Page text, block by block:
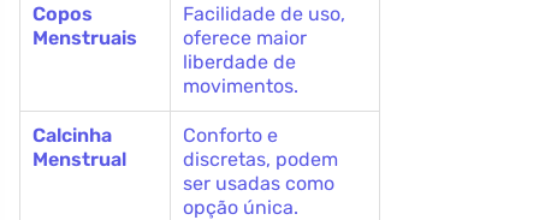
Copos
Menstruais
Facilidade de uso,
oferece maior
liberdade de
movimentos.
Calcinha
Menstrual
Conforto e
discretas, podem
ser usadas como
opção única.